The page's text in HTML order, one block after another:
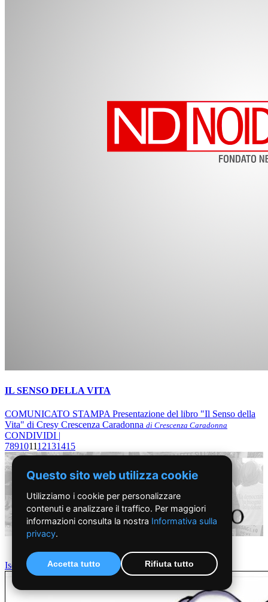
IL SENSO DELLA VITA
COMUNICATO STAMPA Presentazione del libro "Il Senso della
Vita" di Cresy Crescenza Caradonna di Crescenza Caradonna
CONDIVIDI |
789101112131415
Iscriviti alla newsletter settimanale
Questo sito web utilizza cookie
Utilizziamo i cookie per personalizzare
contenuti e analizzare il traffico. Per maggiori
informazioni consulta la nostra Informativa sulla
privacy.
Accetta tutto Rifiuta tutto